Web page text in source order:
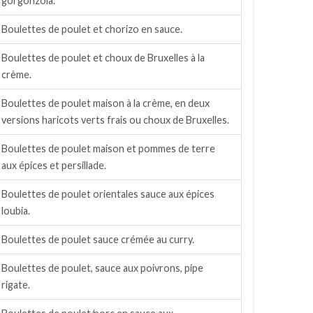
Boulettes de poulet et chorizo en sauce.
Boulettes de poulet et choux de Bruxelles à la
crème.
Boulettes de poulet maison à la crème, en deux
versions haricots verts frais ou choux de Bruxelles.
Boulettes de poulet maison et pommes de terre
aux épices et persillade.
Boulettes de poulet orientales sauce aux épices
loubia.
Boulettes de poulet sauce crémée au curry.
Boulettes de poulet, sauce aux poivrons, pipe
rigate.